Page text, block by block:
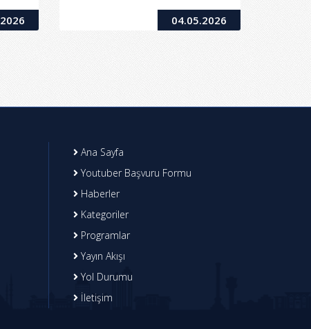
04.05.2026
Ana Sayfa
Youtuber Başvuru Formu
Haberler
Kategoriler
Programlar
Yayın Akışı
Yol Durumu
İletişim